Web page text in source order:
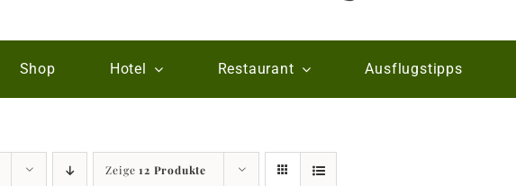
Shop Hotel Restaurant Ausflugstipps
Zeige12 Produkte